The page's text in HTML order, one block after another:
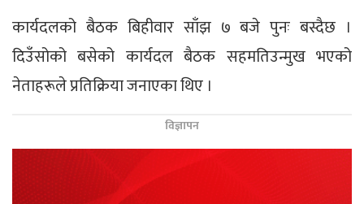
कार्यदलको बैठक बिहीवार साँझ ७ बजे पुनः बस्दैछ ।
दिउँसोको बसेको कार्यदल बैठक सहमतिउन्मुख भएको
नेताहरूले प्रतिक्रिया जनाएका थिए ।
विज्ञापन